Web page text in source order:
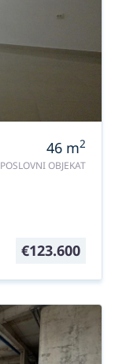
46 m2
POSLOVNI OBJEKAT
€123.600